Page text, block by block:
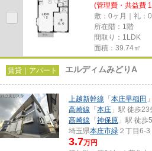
(管理費・共益費
敷：0ヶ月｜礼：
所在階：1階
間取り：1LDK
面積：39.74㎡
賃貸｜アパート エルディムみどりA
上越新幹線 「 本庄早稲田
高崎線 「 本庄 」駅 徒歩23
高崎線 「 神保原 」駅 徒歩
埼玉県本庄市緑 ２丁目6-3
3.7万円